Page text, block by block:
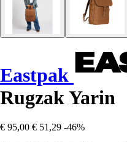
Eastpak
Rugzak Yarin
€ 95,00 € 51,29 -46%